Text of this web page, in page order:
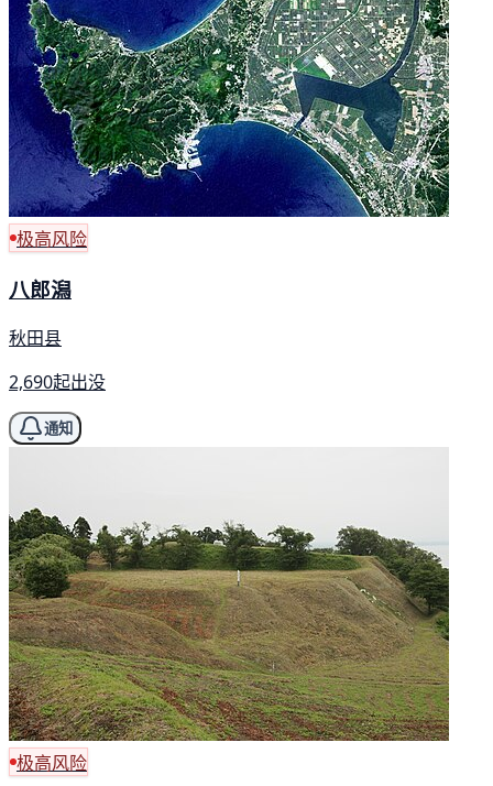
极高风险
八郎潟
秋田县
2,690起出没
通知
极高风险